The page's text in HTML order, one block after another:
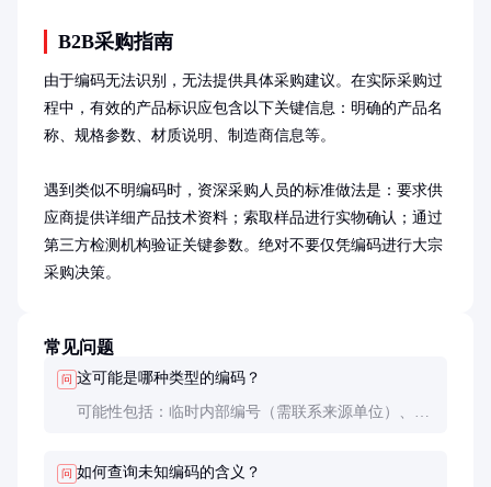
B2B采购指南
由于编码无法识别，无法提供具体采购建议。在实际采购过
程中，有效的产品标识应包含以下关键信息：明确的产品名
称、规格参数、材质说明、制造商信息等。
遇到类似不明编码时，资深采购人员的标准做法是：要求供
应商提供详细产品技术资料；索取样品进行实物确认；通过
第三方检测机构验证关键参数。绝对不要仅凭编码进行大宗
采购决策。
常见问题
问 这可能是哪种类型的编码？
可能性包括：临时内部编号（需联系来源单位）、输
设计。
问 如何查询未知编码的含义？